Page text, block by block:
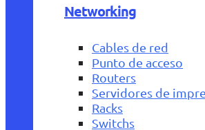
Networking
Cables de red
Punto de acceso
Routers
Servidores de
Racks
Switchs